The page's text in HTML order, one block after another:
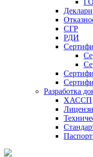
СГР
РДИ
Разработка
ХАССП